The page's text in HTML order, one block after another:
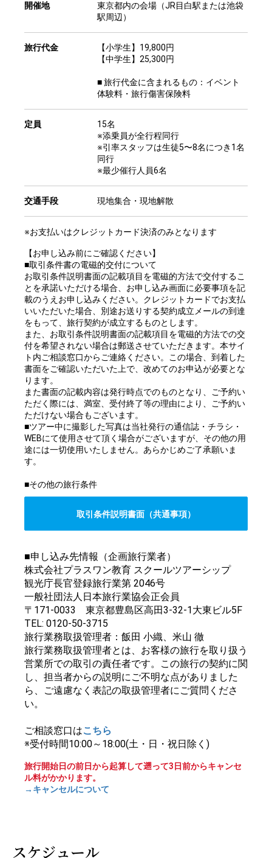
開催地
東京都内の会場（JR目白駅または池袋
駅周辺）
旅行代金
【小学生】19,800円
【中学生】25,300円
■ 旅行代金に含まれるもの：イベント
体験料・旅行傷害保険料
定員
15名
※添乗員が全行程同行
※引率スタッフは生徒5〜8名につき1名
同行
※最少催行人員6名
交通手段 現地集合・現地解散
※お支払いはクレジットカード決済のみとなります
【お申し込み前にご確認ください】
■取引条件書の電磁的交付について
お取引条件説明書面の記載項目を電磁的方法で交付するこ
とを承諾いただける場合、お申し込み画面に必要事項を記
載のうえお申し込みください。クレジットカードでお支払
いいただいた場合、別途お送りする契約成立メールの到達
をもって、旅行契約が成立するものとします。
また、お取引条件説明書面の記載項目を電磁的方法での交
付を希望されない場合は郵送させていただきます。本サイ
ト内ご相談窓口からご連絡ください。この場合、到着した
書面をご確認いただいた上で、改めてのお申込が必要とな
ります。
また書面の記載内容は発行時点でのものとなり、ご予約い
ただく際には、満室、受付終了等の理由により、ご予約い
ただけない場合もございます。
■ツアー中に撮影した写真は当社発行の通信誌・チラシ・
WEBにて使用させて頂く場合がございますが、その他の用
途には一切使用いたしません。あらかじめご了承願いま
す。
■その他の旅行条件
取引条件説明書面（共通事項）
■申し込み先情報（企画旅行業者）
株式会社プラスワン教育 スクールツアーシップ
観光庁長官登録旅行業第 2046号
一般社団法人日本旅行業協会正会員
〒171-0033 東京都豊島区高田3-32-1大東ビル5F
TEL: 0120-50-3715
旅行業務取扱管理者：飯田 小織、米山 徹
旅行業務取扱管理者とは、お客様の旅行を取り扱う
営業所での取引の責任者です。この旅行の契約に関
し、担当者からの説明にご不明な点がありました
ら、ご遠慮なく表記の取扱管理者にご質問くださ
い。
ご相談窓口はこちら
※受付時間10:00～18:00(土・日・祝日除く)
旅行開始日の前日から起算して遡って3日前からキャンセ
ル料がかかります。
→キャンセルについて
スケジュール